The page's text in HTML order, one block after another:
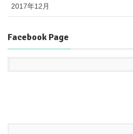
2017年12月
Facebook Page